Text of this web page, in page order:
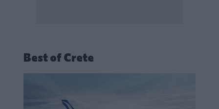
Best of Crete